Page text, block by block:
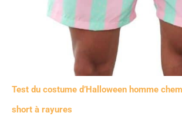
Test du costume d’Halloween homme
short à rayures